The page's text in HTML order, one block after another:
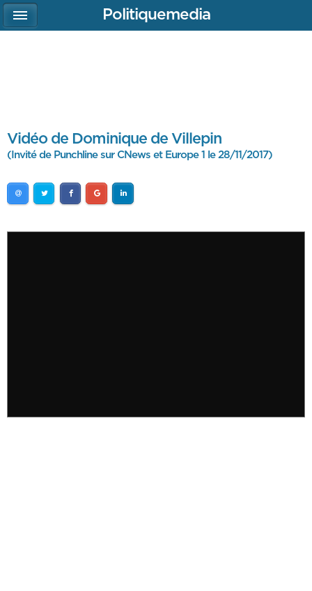
Vidéo de Dominique de Villepin
(Invité de Punchline sur CNews et Europe 1 le 28/11/2017)
Politiquemedia